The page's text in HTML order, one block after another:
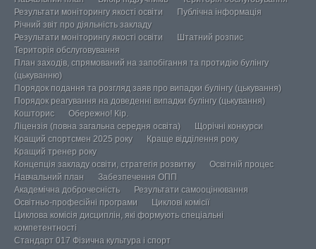
Результати моніторингу якості освіти
Публічна інформація
Річний звіт про діяльність закладу
Результати моніторингу якості освіти
Штатний розпис
Територія обслуговування
План заходів, спрямований на запобігання та протидію булінгу
(цькуванню)
Порядок подання та розгляд заяв про випадки булінгу (цькування)
Порядок реагування на доведенні випадки булінгу (цькування)
Кошторис
Обережно! Кір.
Ліцензія (повна загальна середня освіта)
Щорічні конкурси
Кращий спортсмен 2025 року
Краще відділення року
Кращий тренер року
Концепція закладу освіти, стратегія розвитку
Освітній процес
Навчальний план
Забезпечення ОПП
Академічна доброчесність
Результати самооцінювання
Освітньо-професійні програми
Циклові комісії
Циклова комісія дисциплін, які формують спеціальні
компетентності
Стандарт 017 Фізична культура і спорт